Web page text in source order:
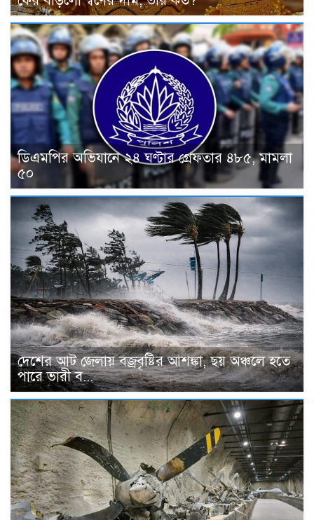
ডিএমপির অভিযানে ২৪ ঘণ্টার গ্রেফতার ৪৮৫, মামলা
৫০
দেশের আট জেলায় বজ্রবৃষ্টির আশঙ্কা, ছয় অঞ্চলে হতে
পারে ভারী ব...